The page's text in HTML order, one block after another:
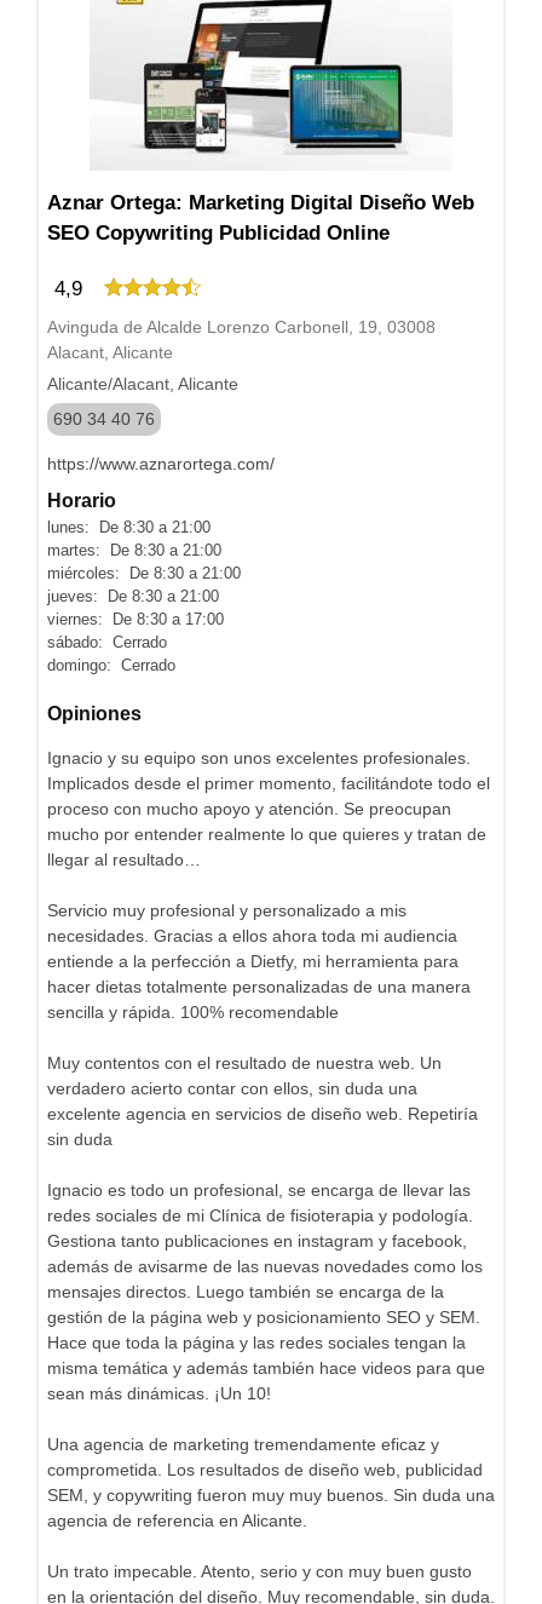
Aznar Ortega: Marketing Digital Diseño Web
SEO Copywriting Publicidad Online
4,9
Avinguda de Alcalde Lorenzo Carbonell, 19, 03008
Alacant, Alicante
Alicante/Alacant, Alicante
690 34 40 76
https://www.aznarortega.com/
Horario
lunes: De 8:30 a 21:00
martes: De 8:30 a 21:00
miércoles: De 8:30 a 21:00
jueves: De 8:30 a 21:00
viernes: De 8:30 a 17:00
sábado: Cerrado
domingo: Cerrado
Opiniones
Ignacio y su equipo son unos excelentes profesionales.
Implicados desde el primer momento, facilitándote todo el
proceso con mucho apoyo y atención. Se preocupan
mucho por entender realmente lo que quieres y tratan de
llegar al resultado…
Servicio muy profesional y personalizado a mis
necesidades. Gracias a ellos ahora toda mi audiencia
entiende a la perfección a Dietfy, mi herramienta para
hacer dietas totalmente personalizadas de una manera
sencilla y rápida. 100% recomendable
Muy contentos con el resultado de nuestra web. Un
verdadero acierto contar con ellos, sin duda una
excelente agencia en servicios de diseño web. Repetiría
sin duda
Ignacio es todo un profesional, se encarga de llevar las
redes sociales de mi Clínica de fisioterapia y podología.
Gestiona tanto publicaciones en instagram y facebook,
además de avisarme de las nuevas novedades como los
mensajes directos. Luego también se encarga de la
gestión de la página web y posicionamiento SEO y SEM.
Hace que toda la página y las redes sociales tengan la
misma temática y además también hace videos para que
sean más dinámicas. ¡Un 10!
Una agencia de marketing tremendamente eficaz y
comprometida. Los resultados de diseño web, publicidad
SEM, y copywriting fueron muy muy buenos. Sin duda una
agencia de referencia en Alicante.
Un trato impecable. Atento, serio y con muy buen gusto
en la orientación del diseño. Muy recomendable, sin duda.